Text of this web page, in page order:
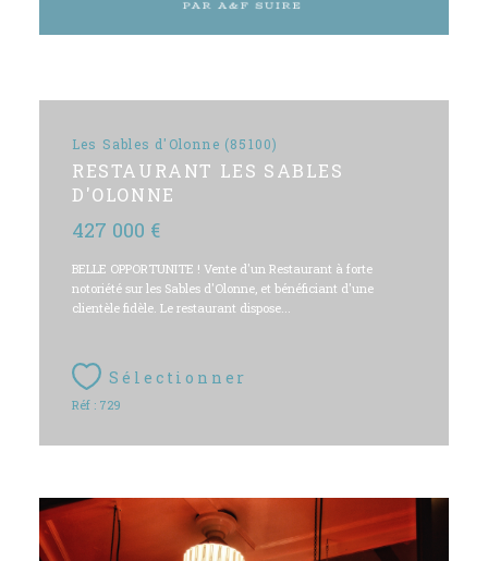
Les Sables d'Olonne (85100)
RESTAURANT LES SABLES
D'OLONNE
427 000 €
BELLE OPPORTUNITE ! Vente d'un Restaurant à forte
notoriété sur les Sables d'Olonne, et bénéficiant d'une
clientèle fidèle. Le restaurant dispose...
Sélectionner
Réf : 729